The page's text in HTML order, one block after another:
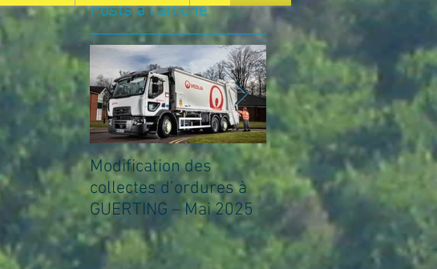
Posts à l'affiche
Modification des
collectes d’ordures à
GUERTING – Mai 2025
🛠️ Matinée Citoyenne
du samedi 5 avril 🌿